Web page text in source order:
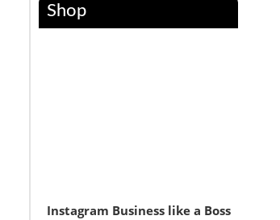
Shop
Instagram Business like a Boss